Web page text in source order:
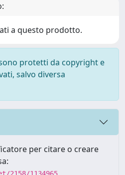
a questo prodotto.
protetti da copyright e
salvo diversa
per citare o creare